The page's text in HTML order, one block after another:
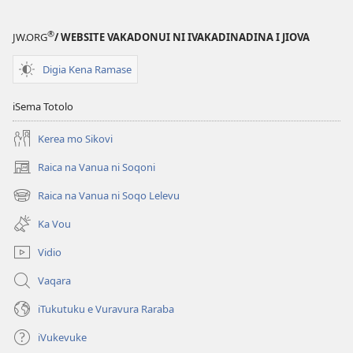
JW.ORG®/ WEBSITE VAKADONUI NI IVAKADINADINA I JIOVA
Digia Kena Ramase
iSema Totolo
Kerea mo Sikovi
Raica na Vanua ni Soqoni
(opens
new
window)
Raica na Vanua ni Soqo Lelevu
(opens
new
window)
Ka Vou
Vidio
Vaqara
iTukutuku e Vuravura Raraba
iVukevuke